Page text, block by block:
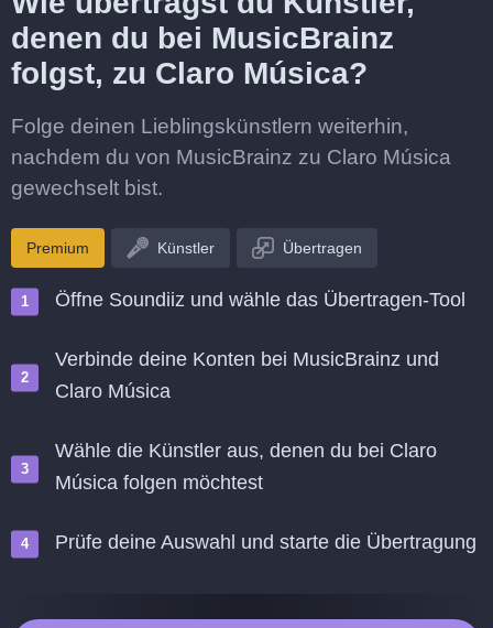
denen du bei MusicBrainz
folgst, zu Claro Música?
Folge deinen Lieblingskünstlern weiterhin,
nachdem du von MusicBrainz zu Claro Música
gewechselt bist.
Premium Künstler Übertragen
Öffne Soundiiz und wähle das Übertragen-Tool
Verbinde deine Konten bei MusicBrainz und
Claro Música
Wähle die Künstler aus, denen du bei Claro
Música folgen möchtest
Prüfe deine Auswahl und starte die Übertragung